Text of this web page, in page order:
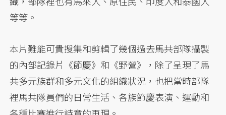
等等。
本片難能可貴搜集和剪輯了幾個過去馬共部隊攝製
的內部記錄片《節慶》和《野營》，除了呈現了馬
共多元族群和多元文化的組織狀況，也把當時部隊
裡馬共隊員們的日常生活、各族節慶表演、運動和